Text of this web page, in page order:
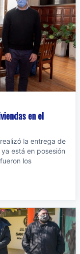
en el
la entrega de
está en posesión
los